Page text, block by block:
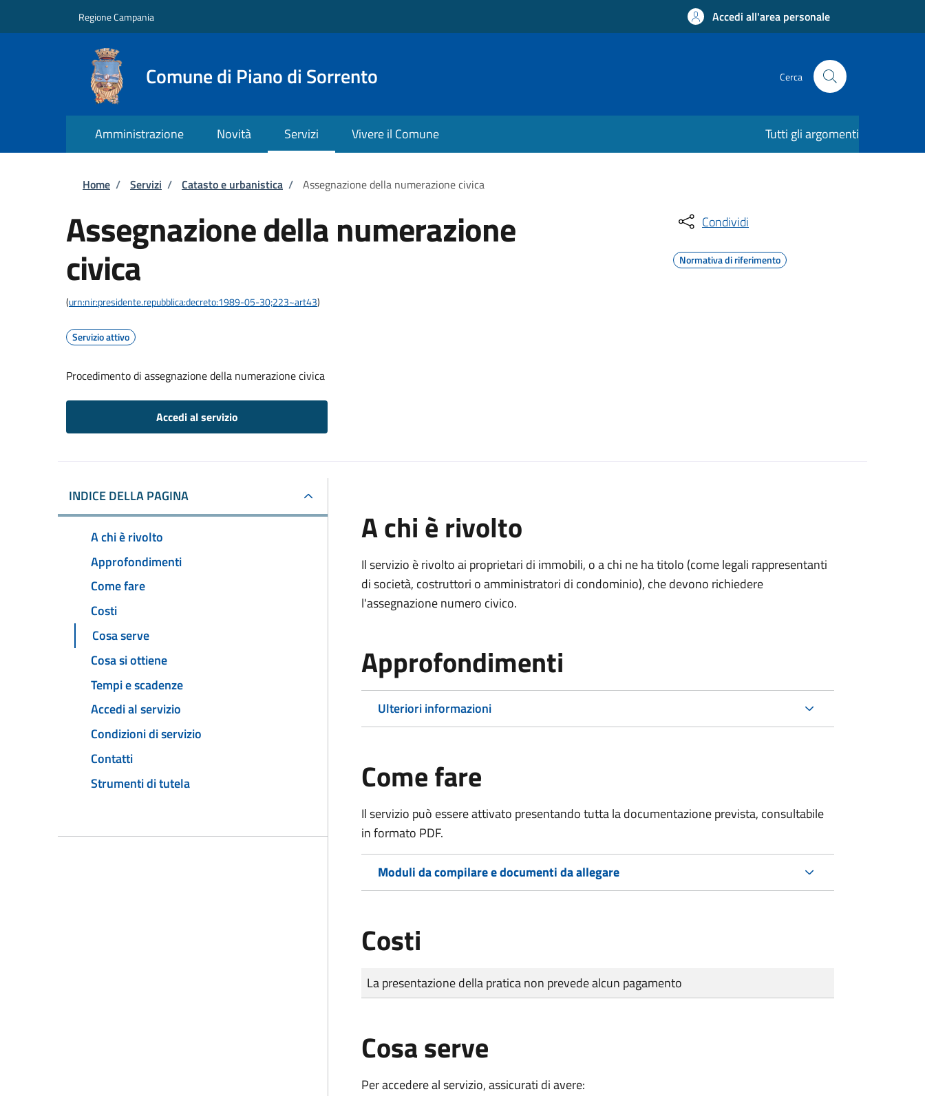
Regione Campania Accedi all'area personale
Comune di Piano di Sorrento Cerca
Amministrazione Novità Servizi Vivere il Comune Tutti gli argomenti
Briciole di pane
Home / Servizi / Catasto e urbanistica / Assegnazione della numerazione civica
Assegnazione della numerazione
civica
(urn:nir:presidente.repubblica:decreto:1989-05-30;223~art43)
Servizio attivo
Procedimento di assegnazione della numerazione civica
Accedi al servizio
Condividi
Normativa di riferimento
INDICE DELLA PAGINA
A chi è rivolto
Approfondimenti
Come fare
Costi
Cosa serve
Cosa si ottiene
Tempi e scadenze
Accedi al servizio
Condizioni di servizio
Contatti
Strumenti di tutela
A chi è rivolto
Il servizio è rivolto ai proprietari di immobili, o a chi ne ha titolo (come legali rappresentanti
di società, costruttori o amministratori di condominio), che devono richiedere
l'assegnazione numero civico.
Approfondimenti
Ulteriori informazioni
Come fare
Il servizio può essere attivato presentando tutta la documentazione prevista, consultabile
in formato PDF.
Moduli da compilare e documenti da allegare
Costi
Tipo di pagamento
Importo
La presentazione della pratica non prevede alcun pagamento
Cosa serve
Per accedere al servizio, assicurati di avere: